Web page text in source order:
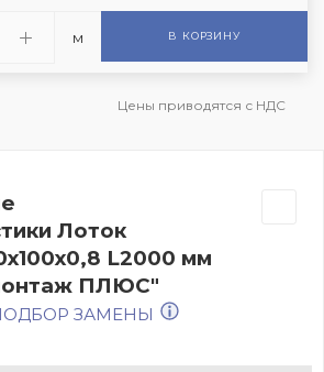
м В КОРЗИНУ
Цены приводятся с НДС
Лоток
L2000 мм
ПЛЮС"
ЗАМЕНЫ